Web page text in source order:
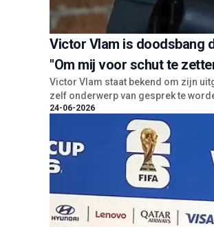
Victor Vlam is doodsbang
"Om mij voor schut te
Victor Vlam staat bekend om zijn
zelf onderwerp van gesprek te
24-06-2026